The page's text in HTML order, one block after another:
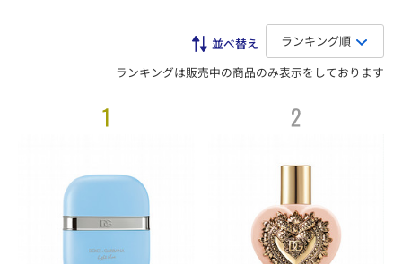
ランキング順
ランキングは販売中の商品のみ表示をしております